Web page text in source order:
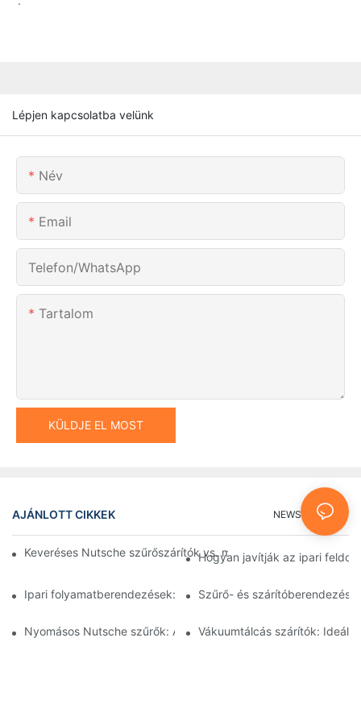
Lépjen kapcsolatba velünk
Név
Email
Telefon/WhatsApp
Tartalom
KÜLDJE EL MOST
AJÁNLOTT CIKKEK GYIK
NEWS
Keveréses Nutsche szűrőszárítók vs. más szárítási módszerek:
Hogyan javítják az ipari
Ipari folyamatberendezések: Az innovációk alakítják a jövőt
Szűrő- és
Nyomásos Nutsche szűrők: Alkalmazások a vegyiparban és az
Vákuumtálcás szárítók: